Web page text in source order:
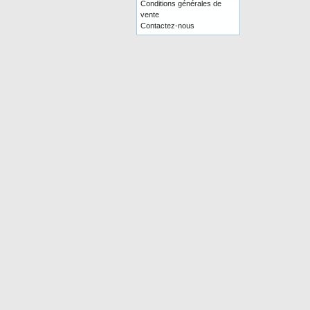
Conditions générales de
vente
Contactez-nous